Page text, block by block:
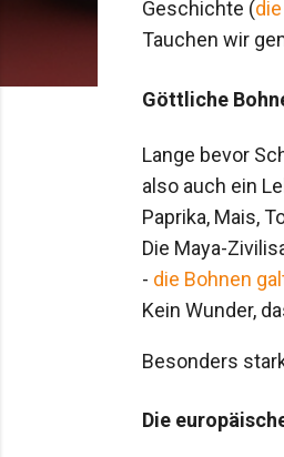
Geschichte (
Tauchen wir
Göttliche
Lange bevor
also auch ein
Paprika, Mais,
Die Maya-
- die Bohnen
Kein Wunder,
Besonders
Die